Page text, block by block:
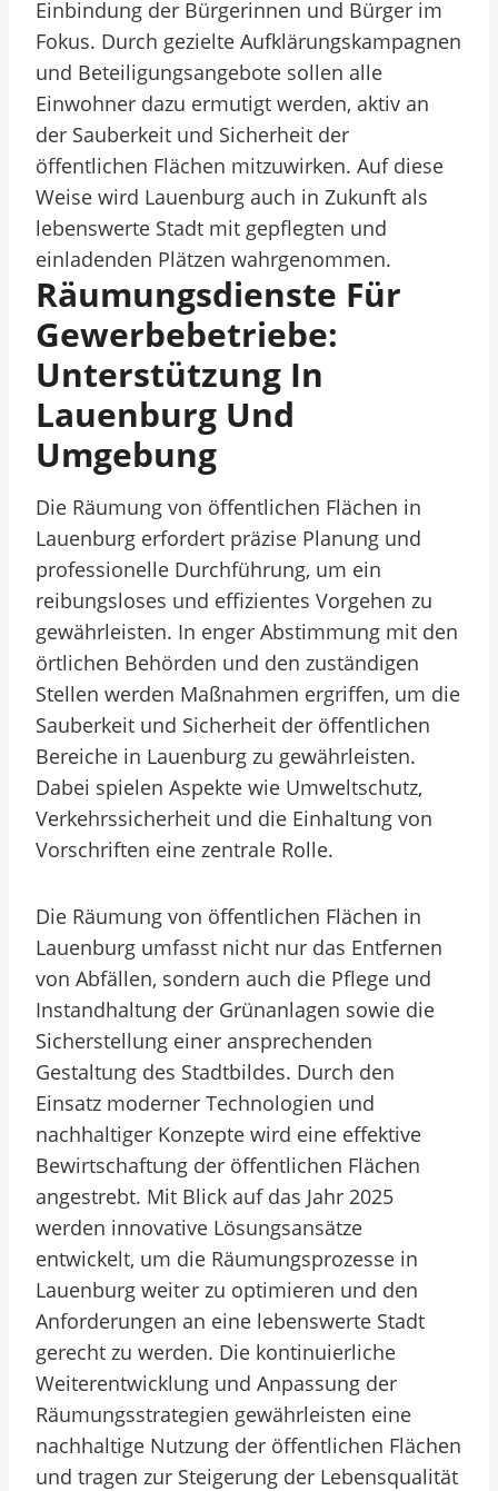
Einbindung der Bürgerinnen und Bürger im
Fokus. Durch gezielte Aufklärungskampagnen
und Beteiligungsangebote sollen alle
Einwohner dazu ermutigt werden, aktiv an
der Sauberkeit und Sicherheit der
öffentlichen Flächen mitzuwirken. Auf diese
Weise wird Lauenburg auch in Zukunft als
lebenswerte Stadt mit gepflegten und
einladenden Plätzen wahrgenommen.
Räumungsdienste Für
Gewerbebetriebe:
Unterstützung In
Lauenburg Und
Umgebung
Die Räumung von öffentlichen Flächen in
Lauenburg erfordert präzise Planung und
professionelle Durchführung, um ein
reibungsloses und effizientes Vorgehen zu
gewährleisten. In enger Abstimmung mit den
örtlichen Behörden und den zuständigen
Stellen werden Maßnahmen ergriffen, um die
Sauberkeit und Sicherheit der öffentlichen
Bereiche in Lauenburg zu gewährleisten.
Dabei spielen Aspekte wie Umweltschutz,
Verkehrssicherheit und die Einhaltung von
Vorschriften eine zentrale Rolle.
Die Räumung von öffentlichen Flächen in
Lauenburg umfasst nicht nur das Entfernen
von Abfällen, sondern auch die Pflege und
Instandhaltung der Grünanlagen sowie die
Sicherstellung einer ansprechenden
Gestaltung des Stadtbildes. Durch den
Einsatz moderner Technologien und
nachhaltiger Konzepte wird eine effektive
Bewirtschaftung der öffentlichen Flächen
angestrebt. Mit Blick auf das Jahr 2025
werden innovative Lösungsansätze
entwickelt, um die Räumungsprozesse in
Lauenburg weiter zu optimieren und den
Anforderungen an eine lebenswerte Stadt
gerecht zu werden. Die kontinuierliche
Weiterentwicklung und Anpassung der
Räumungsstrategien gewährleisten eine
nachhaltige Nutzung der öffentlichen Flächen
und tragen zur Steigerung der Lebensqualität